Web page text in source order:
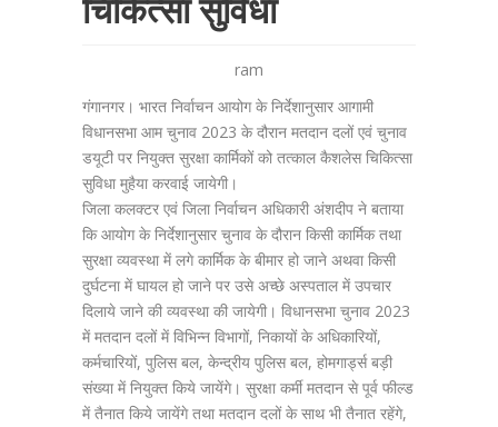
चिकित्सा सुविधा
ram
गंगानगर। भारत निर्वाचन आयोग के निर्देशानुसार आगामी
विधानसभा आम चुनाव 2023 के दौरान मतदान दलों एवं चुनाव
डयूटी पर नियुक्त सुरक्षा कार्मिकों को तत्काल कैशलेस चिकित्सा
सुविधा मुहैया करवाई जायेगी।
जिला कलक्टर एवं जिला निर्वाचन अधिकारी अंशदीप ने बताया
कि आयोग के निर्देशानुसार चुनाव के दौरान किसी कार्मिक तथा
सुरक्षा व्यवस्था में लगे कार्मिक के बीमार हो जाने अथवा किसी
दुर्घटना में घायल हो जाने पर उसे अच्छे अस्पताल में उपचार
दिलाये जाने की व्यवस्था की जायेगी। विधानसभा चुनाव 2023
में मतदान दलों में विभिन्न विभागों, निकायों के अधिकारियों,
कर्मचारियों, पुलिस बल, केन्द्रीय पुलिस बल, होमगार्ड्स बड़ी
संख्या में नियुक्त किये जायेंगे। सुरक्षा कर्मी मतदान से पूर्व फील्ड
में तैनात किये जायेंगे तथा मतदान दलों के साथ भी तैनात रहेंगे,